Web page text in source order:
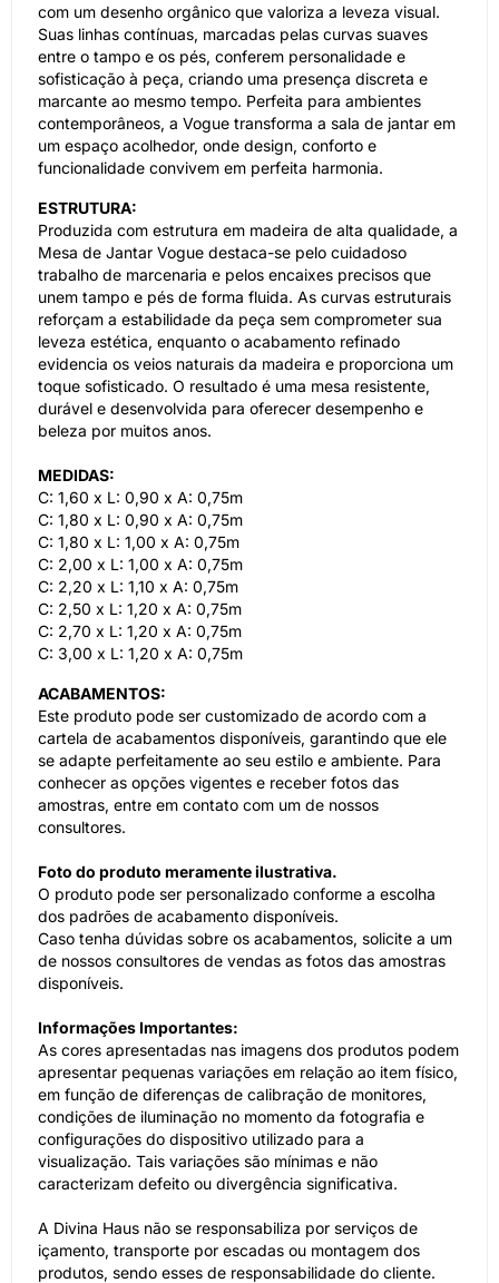
com um desenho orgânico que valoriza a leveza visual.
Suas linhas contínuas, marcadas pelas curvas suaves
entre o tampo e os pés, conferem personalidade e
sofisticação à peça, criando uma presença discreta e
marcante ao mesmo tempo. Perfeita para ambientes
contemporâneos, a Vogue transforma a sala de jantar em
um espaço acolhedor, onde design, conforto e
funcionalidade convivem em perfeita harmonia.
ESTRUTURA:
Produzida com estrutura em madeira de alta qualidade, a
Mesa de Jantar Vogue destaca-se pelo cuidadoso
trabalho de marcenaria e pelos encaixes precisos que
unem tampo e pés de forma fluida. As curvas estruturais
reforçam a estabilidade da peça sem comprometer sua
leveza estética, enquanto o acabamento refinado
evidencia os veios naturais da madeira e proporciona um
toque sofisticado. O resultado é uma mesa resistente,
durável e desenvolvida para oferecer desempenho e
beleza por muitos anos.
MEDIDAS:
C: 1,60 x L: 0,90 x A: 0,75m
C: 1,80 x L: 0,90 x A: 0,75m
C: 1,80 x L: 1,00 x A: 0,75m
C: 2,00 x L: 1,00 x A: 0,75m
C: 2,20 x L: 1,10 x A: 0,75m
C: 2,50 x L: 1,20 x A: 0,75m
C: 2,70 x L: 1,20 x A: 0,75m
C: 3,00 x L: 1,20 x A: 0,75m
ACABAMENTOS:
Este produto pode ser customizado de acordo com a
cartela de acabamentos disponíveis, garantindo que ele
se adapte perfeitamente ao seu estilo e ambiente. Para
conhecer as opções vigentes e receber fotos das
amostras, entre em contato com um de nossos
consultores.
Foto do produto meramente ilustrativa.
O produto pode ser personalizado conforme a escolha
dos padrões de acabamento disponíveis.
Caso tenha dúvidas sobre os acabamentos, solicite a um
de nossos consultores de vendas as fotos das amostras
disponíveis.
Informações Importantes:
As cores apresentadas nas imagens dos produtos podem
apresentar pequenas variações em relação ao item físico,
em função de diferenças de calibração de monitores,
condições de iluminação no momento da fotografia e
configurações do dispositivo utilizado para a
visualização. Tais variações são mínimas e não
caracterizam defeito ou divergência significativa.
A Divina Haus não se responsabiliza por serviços de
içamento, transporte por escadas ou montagem dos
produtos, sendo esses de responsabilidade do cliente.